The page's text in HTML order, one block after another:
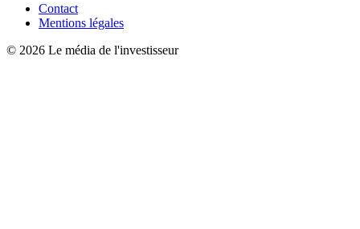
Contact
Mentions légales
© 2026 Le média de l'investisseur